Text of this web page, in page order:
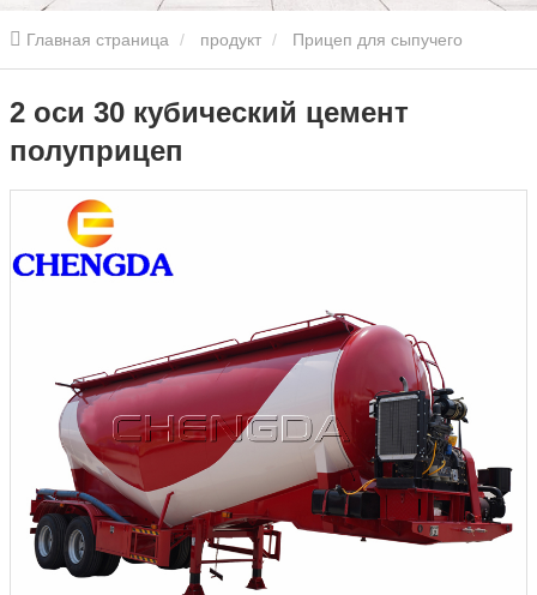
Главная страница продукт Прицеп для сыпучего
2 оси 30 кубический цемент полуприцеп
2 оси 30 кубический цемент
полуприцеп